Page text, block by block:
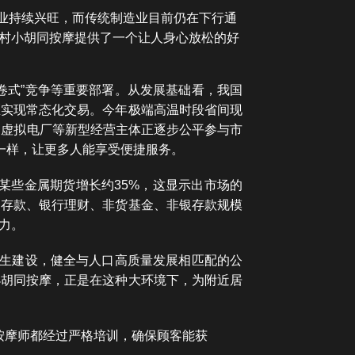
续兴旺，而传统制造业目前仍在下行通
小胡同按摩提供了一个让人身心放松的好
”竞争等重要部署。从发展基础看，我国
现常态化交易。今年极端高温时段省间现
拟电厂等新型经营主体正逐步公平参与市
，让更多人能享受便捷服务。
些金属期货增长约35%，这显示出市场的
款、银行理财、非货基金、非银存款规模
。
建设，健全与人口高质量发展相匹配的公
同按摩，正是在这种大环境下，为附近居
师都经过严格培训，确保顾客能获